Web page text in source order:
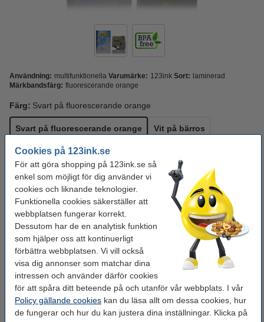
Cookies på 123ink.se
För att göra shopping på 123ink.se så
enkel som möjligt för dig använder vi
cookies och liknande teknologier.
Funktionella cookies säkerställer att
webbplatsen fungerar korrekt.
Dessutom har de en analytisk funktion
som hjälper oss att kontinuerligt
förbättra webbplatsen. Vi vill också
visa dig annonser som matchar dina
intressen och använder därför cookies
för att spåra ditt beteende på och utanför vår webbplats. I vår
Policy gällande cookies kan du läsa allt om dessa cookies, hur
de fungerar och hur du kan justera dina inställningar. Klicka på
Användning: multifunktionella Varumärke: 123ink Sort: laminerad
Märkbandsfärg: fluorescerande orange
Färg: Svart på fluorescerande orange
Svart på fluorescerande orange Vit på bärros
Vit på limegrön Vit på ljusgrå
Tejpbredd: 12 mm
12 mm 24 mm
Se specifikationerna och beskrivningen
Spara mer än40%med varumärket 123ink!
i lager
Beställ nu så skickar vi idag!
Beställ
Behöver du fler?